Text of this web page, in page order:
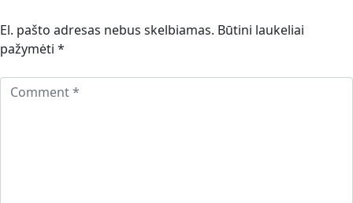
El. pašto adresas nebus skelbiamas. Būtini laukeliai
pažymėti *